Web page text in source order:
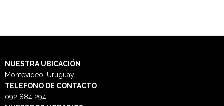
NUESTRA UBICACIÓN
Montevideo, Uruguay
TELEFONO DE CONTACTO
092 884 294